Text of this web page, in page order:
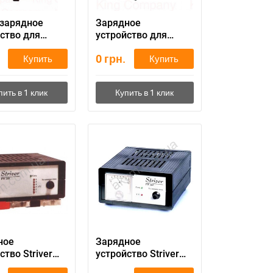
для
BSCH-
Купить
Зарядное
устройство для
автомобильного
аккумулятора BCH-
0 грн. Купить
Striver
Зарядное
устройство Striver